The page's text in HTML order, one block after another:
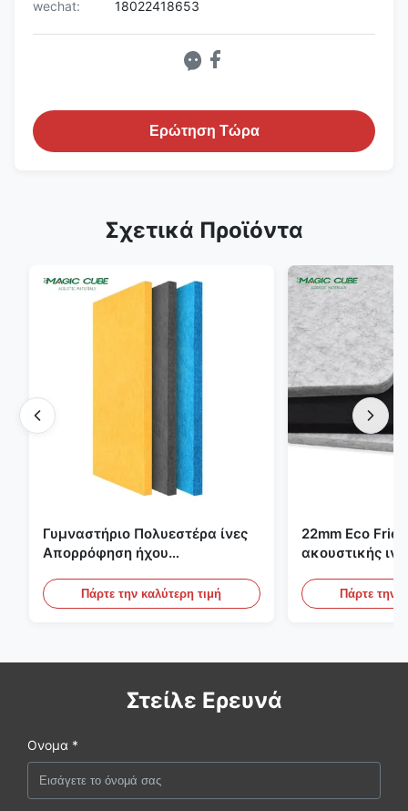
wechat:
18022418653
Ερώτηση Τώρα
Σχετικά Προϊόντα
Γυμναστήριο Πολυεστέρα ίνες
Απορρόφηση ήχου
εξατομικευμένο σχεδιασμό
Πάρτε την καλύτερη τιμή
22mm Eco
ακουστικής
σινεμάΠάρτε την
Στείλε Ερευνά
Ονομα *